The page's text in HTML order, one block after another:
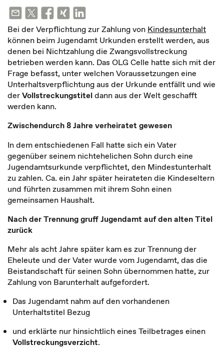
Bei der Verpflichtung zur Zahlung von Kindesunterhalt
können beim Jugendamt Urkunden erstellt werden, aus
denen bei Nichtzahlung die Zwangsvollstreckung
betrieben werden kann. Das OLG Celle hatte sich mit der
Frage befasst, unter welchen Voraussetzungen eine
Unterhaltsverpflichtung aus der Urkunde entfällt und wie
derVollstreckungstiteldann aus der Welt geschafft
werden kann.
Zwischendurch 8 Jahre verheiratet gewesen
In dem entschiedenen Fall hatte sich ein Vater
gegenüber seinem nichtehelichen Sohn durch eine
Jugendamtsurkunde verpflichtet, den Mindestunterhalt
zu zahlen. Ca. ein Jahr später heirateten die Kindeseltern
und führten zusammen mit ihrem Sohn einen
gemeinsamen Haushalt.
Nach der Trennung gruff Jugendamt auf den alten Titel
zurück
Mehr als acht Jahre später kam es zur Trennung der
Eheleute und der Vater wurde vom Jugendamt, das die
Beistandschaft für seinen Sohn übernommen hatte, zur
Zahlung von Barunterhalt aufgefordert.
Das Jugendamt nahm auf den vorhandenen
Unterhaltstitel Bezug
und erklärte nur hinsichtlich eines Teilbetrages einen
Vollstreckungsverzicht.